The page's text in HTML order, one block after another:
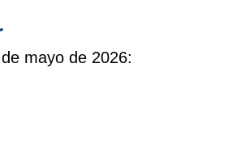
mayo de 2026: